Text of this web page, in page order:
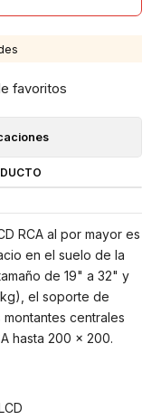
favoritos
RCA al por mayor es
en el suelo de la
de 19" a 32" y
el soporte de
centrales
hasta 200 x 200.